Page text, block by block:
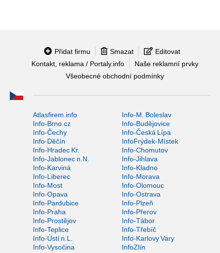
Přidat firmu Smazat
Editovat
Kontakt, reklama / Portaly.info
Naše reklamní prvky
Všeobecné obchodní podmínky
Atlasfirem.info
Info-M. Boleslav
Info-Brno.cz
Info-Budějovice
Info-Čechy
Info-Česká Lípa
Info-Děčín
InfoFrýdek-Místek
Info-Hradec Kr.
Info-Chomutov
Info-Jablonec n.N.
Info-Jihlava
Info-Karviná
Info-Kladno
Info-Liberec
Info-Morava
Info-Most
Info-Olomouc
Info-Opava
Info-Ostrava
Info-Pardubice
Info-Plzeň
Info-Praha
Info-Přerov
Info-Prostějov
Info-Tábor
Info-Teplice
Info-Třebíč
Info-Ústí n.L.
Info-Karlovy Vary
Info-Vysočina
InfoZlín